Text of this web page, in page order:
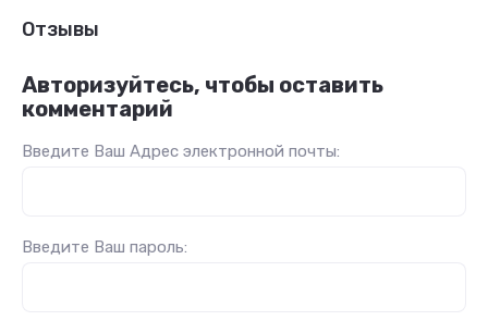
Отзывы
Авторизуйтесь, чтобы оставить
комментарий
Введите Ваш Адрес электронной почты:
Введите Ваш пароль: